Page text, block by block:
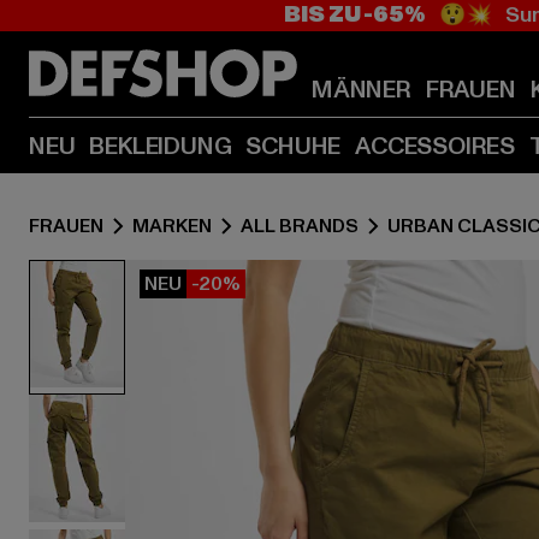
BIS ZU -65% 😲💥
MÄNNER FRAUEN
NEU BEKLEIDUNG SCHUHE ACCESSOIRES
FRAUEN MARKEN ALL BRANDS URBAN
NEU -20%